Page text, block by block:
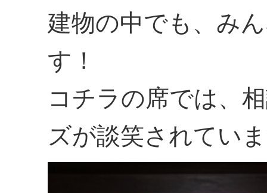
建物の中でも、み
す！
コチラの席では、
ズが談笑されてい